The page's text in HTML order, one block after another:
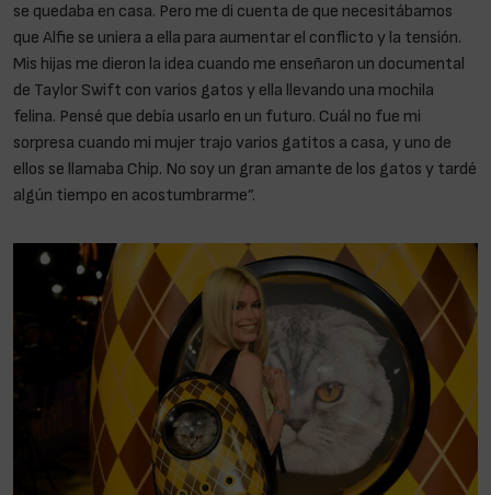
se quedaba en casa. Pero me di cuenta de que necesitábamos
que Alfie se uniera a ella para aumentar el conflicto y la tensión.
Mis hijas me dieron la idea cuando me enseñaron un documental
de Taylor Swift con varios gatos y ella llevando una mochila
felina. Pensé que debía usarlo en un futuro. Cuál no fue mi
sorpresa cuando mi mujer trajo varios gatitos a casa, y uno de
ellos se llamaba Chip. No soy un gran amante de los gatos y tardé
algún tiempo en acostumbrarme”.